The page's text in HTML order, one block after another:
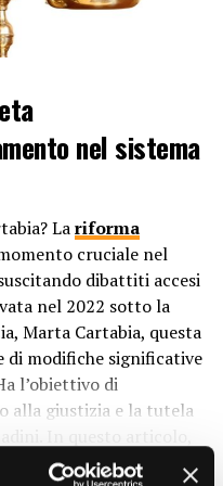
edilizie
ad esempio non
possono intervenire
sicurezza pubblica e
urbanistiche.
può avvenire a
Se un proprietario non
per un periodo
prendere misure per
il sequestro e la
illegali
illegali, come il
nel sistema
Lariforma
cruciale nel
dibattiti accesi
nel 2022 sotto la
Marta Cartabia, questa
modifiche significative
l’obiettivo di
alla giustizia e la tutela
della riforma Cartabia,